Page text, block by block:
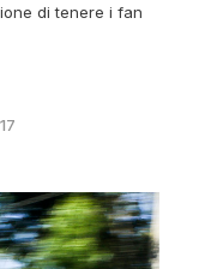
di tenere i fan